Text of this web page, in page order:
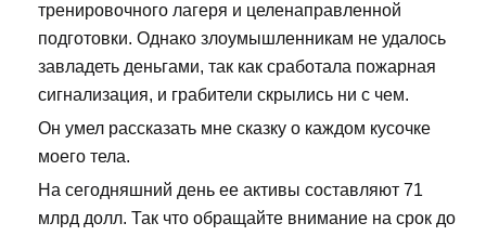
тренировочного лагеря и целенаправленной
подготовки. Однако злоумышленникам не удалось
завладеть деньгами, так как сработала пожарная
сигнализация, и грабители скрылись ни с чем.
Он умел рассказать мне сказку о каждом кусочке
моего тела.
На сегодняшний день ее активы составляют 71
млрд долл. Так что обращайте внимание на срок до